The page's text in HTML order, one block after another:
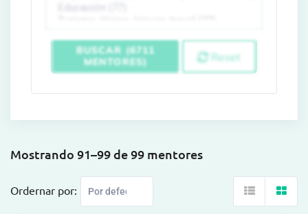
BUSCAR (6711
MENTORES)
Reset
Mostrando 91–99 de 99 mentores
Ordernar por: